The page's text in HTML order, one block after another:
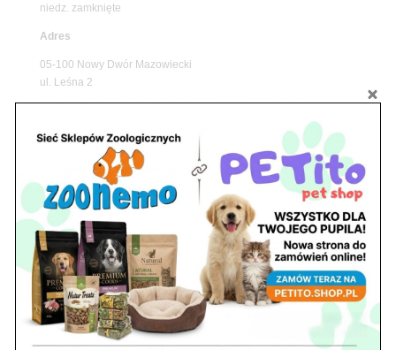
niedz. zamknięte
Adres
05-100 Nowy Dwór Mazowiecki
ul. Leśna 2
Godziny pracy
pon. – piąt. 10.00 – 19.00
sob. 8.00 – 15.00
niedz. zamknięte